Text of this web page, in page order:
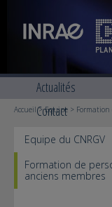
Actualités
Contact
Accueil>Equipe > Formation
Equipe du CNRGV
Formation de
anciens membres